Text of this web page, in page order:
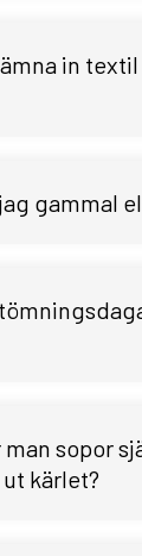
in
gammal
sopor
kärlet?